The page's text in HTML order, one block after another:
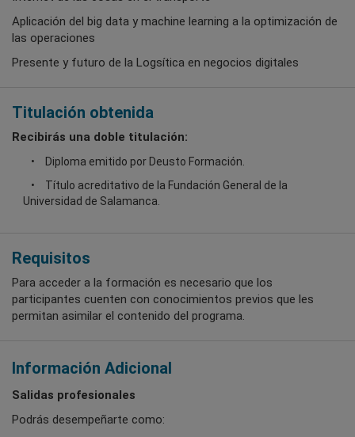
Aplicación del big data y machine learning a la optimización de
las operaciones
Presente y futuro de la Logsítica en negocios digitales
Titulación obtenida
Recibirás una doble titulación:
Diploma emitido por Deusto Formación.
Título acreditativo de la Fundación General de la
Universidad de Salamanca.
Requisitos
Para acceder a la formación es necesario que los
participantes cuenten con conocimientos previos que les
permitan asimilar el contenido del programa.
Información Adicional
Salidas profesionales
Podrás desempeñarte como: